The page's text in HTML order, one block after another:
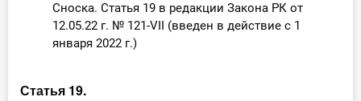
Сноска. Статья 19 в редакции Закона РК от
12.05.22 г. № 121-VII (введен в действие с 1
января 2022 г.)
Статья 19.